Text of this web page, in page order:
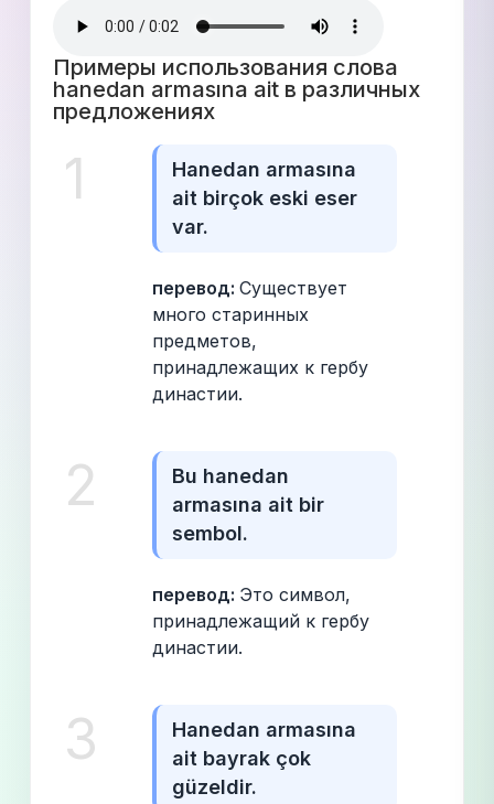
Примеры использования слова
hanedan armasına ait в различных
предложениях
1
Hanedan armasına
ait birçok eski eser
var.
перевод: Существует
много старинных
предметов,
принадлежащих к гербу
династии.
2
Bu hanedan
armasına ait bir
sembol.
перевод: Это символ,
принадлежащий к гербу
династии.
3
Hanedan armasına
ait bayrak çok
güzeldir.